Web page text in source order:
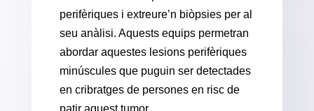
perifèriques i extreure’n biòpsies per al
seu anàlisi. Aquests equips permetran
abordar aquestes lesions perifèriques
minúscules que puguin ser detectades
en cribratges de persones en risc de